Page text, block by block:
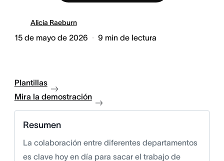
Alicia Raeburn
15 de mayo de 2026 9 min de lectura
Plantillas
Mira la demostración
Resumen
La colaboración entre diferentes departamentos
es clave hoy en día para sacar el trabajo de